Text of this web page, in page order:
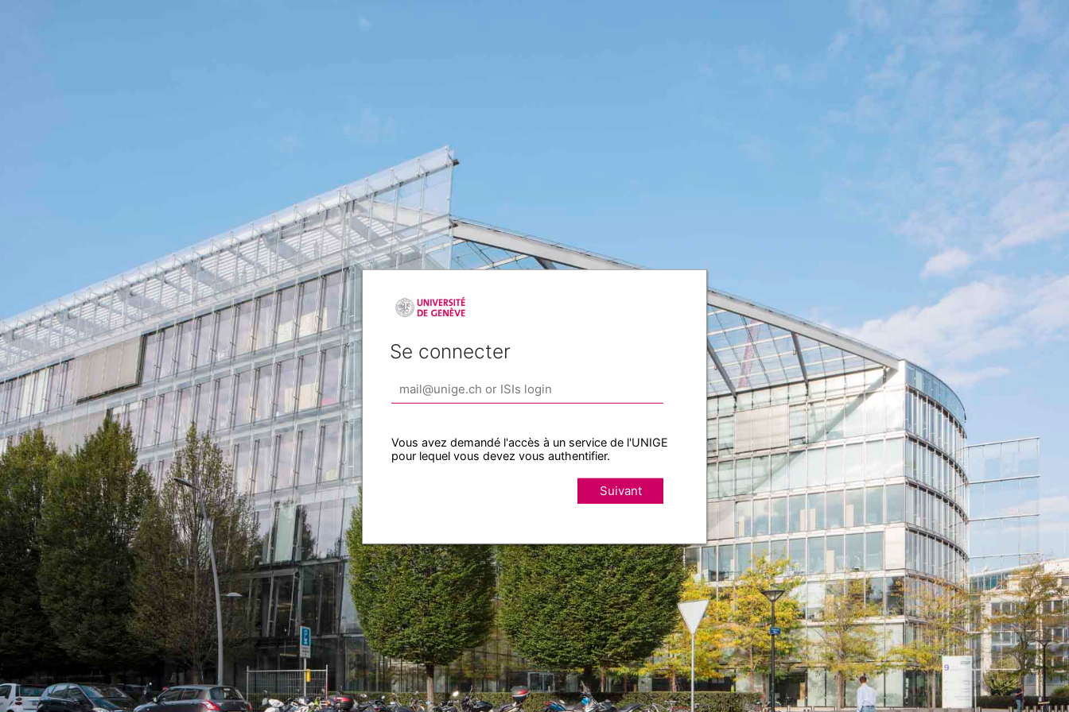
Se connecter
Vous avez demandé l'accès à un service de l'UNIGE
pour lequel vous devez vous authentifier.
Suivant